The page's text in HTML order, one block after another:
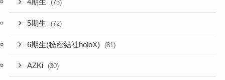
4期生 (73)
5期生 (72)
6期生(秘密結社holoX) (81)
AZKi (30)